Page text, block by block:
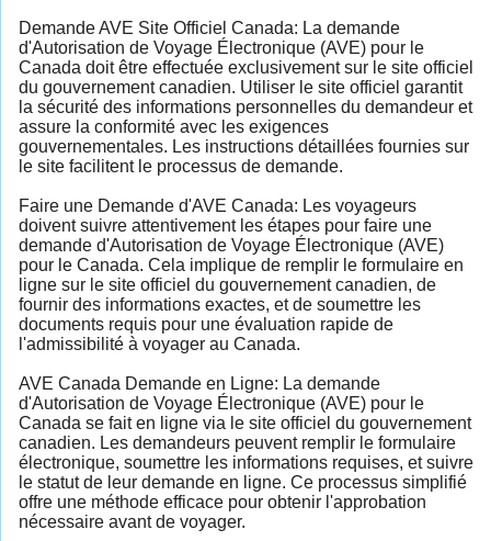
Demande AVE Site Officiel Canada: La demande
d'Autorisation de Voyage Électronique (AVE) pour le
Canada doit être effectuée exclusivement sur le site officiel
du gouvernement canadien. Utiliser le site officiel garantit
la sécurité des informations personnelles du demandeur et
assure la conformité avec les exigences
gouvernementales. Les instructions détaillées fournies sur
le site facilitent le processus de demande.
Faire une Demande d'AVE Canada: Les voyageurs
doivent suivre attentivement les étapes pour faire une
demande d'Autorisation de Voyage Électronique (AVE)
pour le Canada. Cela implique de remplir le formulaire en
ligne sur le site officiel du gouvernement canadien, de
fournir des informations exactes, et de soumettre les
documents requis pour une évaluation rapide de
l'admissibilité à voyager au Canada.
AVE Canada Demande en Ligne: La demande
d'Autorisation de Voyage Électronique (AVE) pour le
Canada se fait en ligne via le site officiel du gouvernement
canadien. Les demandeurs peuvent remplir le formulaire
électronique, soumettre les informations requises, et suivre
le statut de leur demande en ligne. Ce processus simplifié
offre une méthode efficace pour obtenir l'approbation
nécessaire avant de voyager.